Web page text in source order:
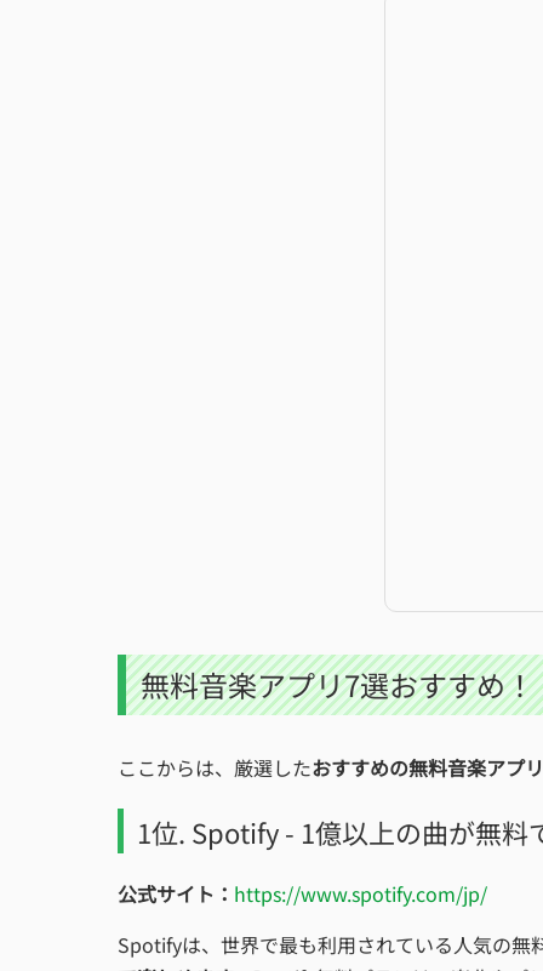
無料音楽アプリ7選おすすめ
ここからは、厳選したおすすめの無料音楽アプ
1位. Spotify - 1億以上の曲が無料
公式サイト： https://www.spotify.com/jp/
Spotifyは、世界で最も利用されている人気の無